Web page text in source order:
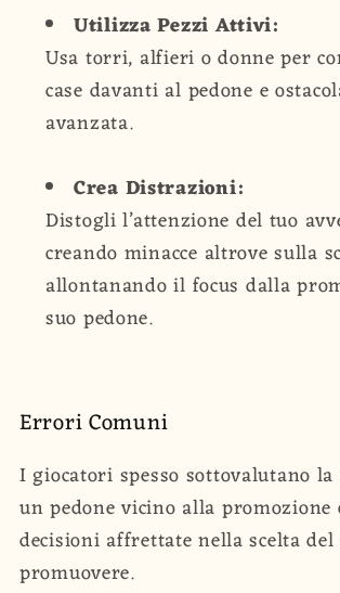
Utilizza Pezzi Attivi:
Usa torri, alfieri o donne per
case davanti al pedone e
avanzata.
Crea Distrazioni:
Distogli l’attenzione del tuo
creando minacce altrove sulla
allontanando il focus dalla
suo pedone.
Errori Comuni
I giocatori spesso sottovalutano
un pedone vicino alla promozione
decisioni affrettate nella scelta del
promuovere.